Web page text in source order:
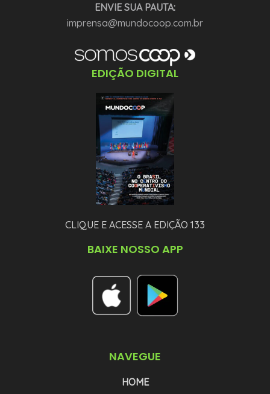
ENVIE SUA PAUTA:
imprensa@mundocoop.com.br
EDIÇÃO DIGITAL
CLIQUE E ACESSE A EDIÇÃO 133
BAIXE NOSSO APP
NAVEGUE
HOME